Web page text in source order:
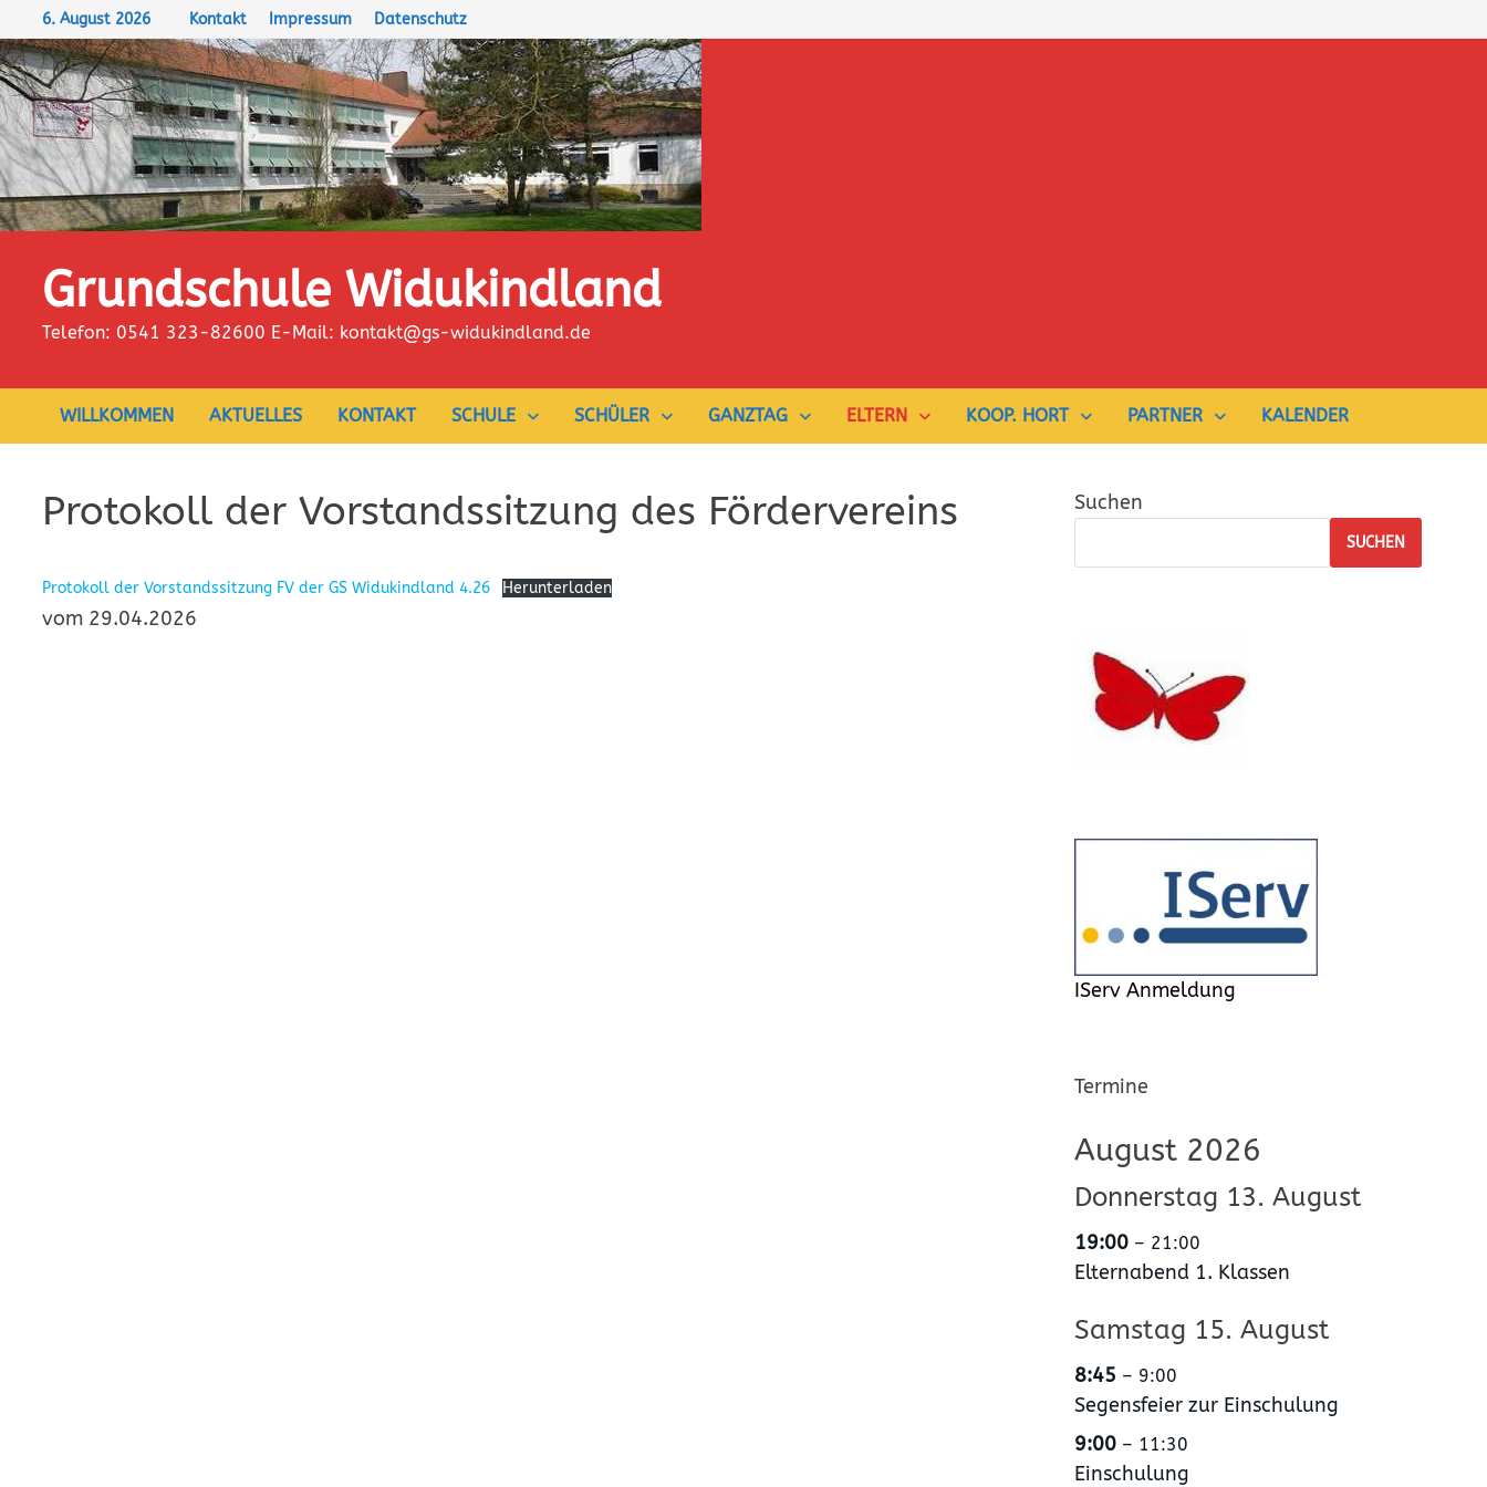
Inhalt
springen
6. August 2026 Kontakt Impressum Datenschutz
Grundschule Widukindland
Telefon: 0541 323-82600 E-Mail: kontakt@gs-widukindland.de
WILLKOMMEN AKTUELLES KONTAKT SCHULE SCHÜLER GANZTAG ELTERN KOOP. HORT PARTNER KALENDER
Protokoll der Vorstandssitzung des Fördervereins
Protokoll der Vorstandssitzung FV der GS Widukindland 4.26 Herunterladen
vom 29.04.2026
Suchen
SUCHEN
IServ Anmeldung
Termine
August 2026
Donnerstag 13. August
19:00 – 21:00
Elternabend 1. Klassen
Samstag 15. August
8:45 – 9:00
Segensfeier zur Einschulung
9:00 – 11:30
Einschulung